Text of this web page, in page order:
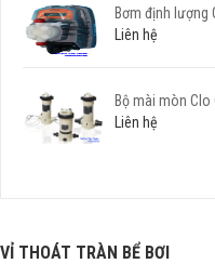
Bơm định lượng
Liên hệ
Bộ mài mòn Clo
Liên hệ
VỈ THOÁT TRÀN BỂ BƠI